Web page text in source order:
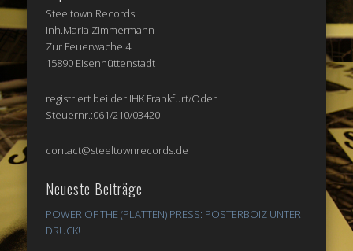
Steeltown Records
Inh.Maria Zimmermann
Zur Feuerwache 4
15890 Eisenhüttenstadt
registriert bei der IHK Frankfurt/Oder
Steuernr.:061/210/03420
contact@steeltownrecords.de
Neueste Beiträge
POWER OF THE (PLATTEN) PRESS: POSTERBOIZ UNTER
DRUCK!